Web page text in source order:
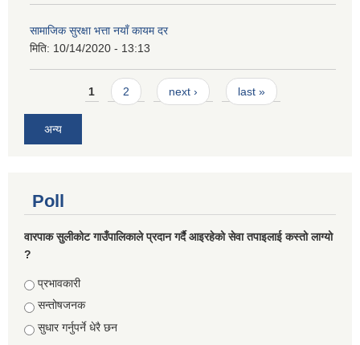
सामाजिक सुरक्षा भत्ता नयाँ कायम दर
मिति: 10/14/2020 - 13:13
Pages1 2 next › last »
अन्य
Poll
वारपाक सुलीकोट गाउँपालिकाले प्रदान गर्दै आइरहेको सेवा तपाइलाई कस्तो लाग्यो
?
Choices
प्रभावकारी
सन्तोषजनक
सुधार गर्नुपर्ने धेरै छन